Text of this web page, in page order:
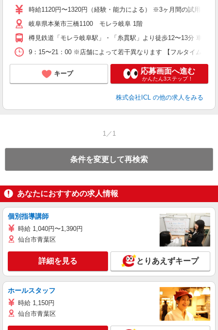
時給1120円〜1320円（経験・能力による） ※3ヶ月間の試用期間
岐阜県本巣市三橋1100 モレラ岐阜 1階
樽見鉄道「モレラ岐阜駅」・「糸貫駅」より徒歩12〜13分 車通
9：15〜21：00 ※店舗によって若干異なります 【フルタイム】
キープ 応募画面へ進む
かんたん3ステップ！
株式会社ICL の他の求人をみる
1／1
条件を変更して再検索
あなたにおすすめの求人情報
個別指導講師
時給 1,040円〜1,390円
仙台市青葉区
詳細を見る とりあえずキープ
ホールスタッフ
時給 1,150円
仙台市青葉区